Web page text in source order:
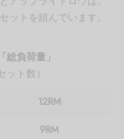
ットを組んでいます。
総負荷量」
ット数）
12RM
9RM